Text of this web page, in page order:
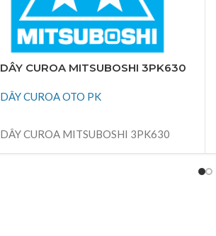
DÂY CUROA MITSUBOSHI 3PK630
DÂY CUROA OTO PK
DÂY CUROA MITSUBOSHI 3PK630